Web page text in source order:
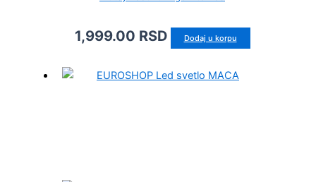
1,999.00 RSD Dodaj u korpu